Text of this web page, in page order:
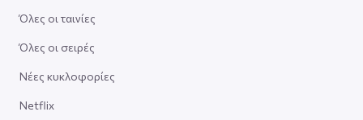
Όλες οι ταινίες
Όλες οι σειρές
Νέες κυκλοφορίες
Netflix